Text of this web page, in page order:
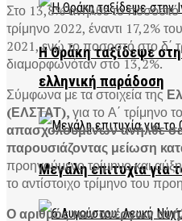
Η Θράκη ταξίδεψε
ελληνική παράδοση
Μεγάλη επιτυχία για
Στο 13,8% ανήλθε το
τρίμηνο 2022, έναντι 17,2%
2021, ενώ το ποσοστό στο δ΄
διαμορφωνόταν στο 13,2%.
Σύμφωνα με τα στοιχεία της
(ΕΛΣΤΑΤ),για το Α΄ τρίμηνο
απασχολουμένων ανήλθε
παρουσιάζοντας μείωση
προηγούμενο τρίμηνο και
το αντίστοιχο τρίμηνο του
Ο αριθμός των ανέργων